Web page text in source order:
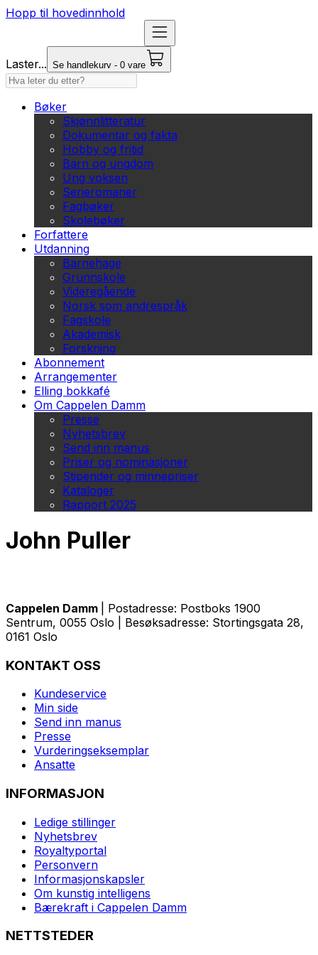
Hopp til hovedinnhold
Laster... Se handlekurv - 0 vare
Bøker
Skjønnlitteratur
Dokumentar og fakta
Hobby og fritid
Barn og ungdom
Ung voksen
Serieromaner
Fagbøker
Skolebøker
Forfattere
Utdanning
Barnehage
Grunnskole
Videregående
Norsk som andrespråk
Fagskole
Akademisk
Forskning
Abonnement
Arrangementer
Elling bokkafé
Om Cappelen Damm
Presse
Nyhetsbrev
Send inn manus
Priser og nominasjoner
Stipender og minnepriser
Kataloger
Rapport 2025
John Puller
Cappelen Damm
| Postadresse: Postboks 1900
Sentrum, 0055 Oslo | Besøksadresse: Stortingsgata 28,
0161 Oslo
KONTAKT OSS
Kundeservice
Min side
Send inn manus
Presse
Vurderingseksemplar
Ansatte
INFORMASJON
Ledige stillinger
Nyhetsbrev
Royaltyportal
Personvern
Informasjonskapsler
Om kunstig intelligens
Bærekraft i Cappelen Damm
NETTSTEDER